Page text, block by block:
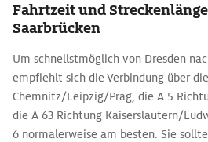
Fahrtzeit und
Saarbrücken
Um schnellstmöglich von Dresden
empfiehlt sich die Verbindung über
Chemnitz/Leipzig/Prag, die A 5
die A 63 Richtung Kaiserslautern/
6 normalerweise am besten. Sie